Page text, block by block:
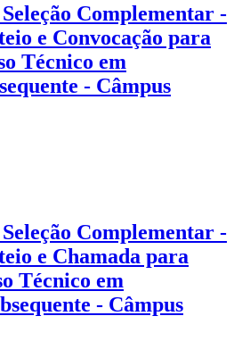
Complementar -
e Convocação para
Técnico em
- Câmpus
Complementar -
e Chamada para
Técnico em
- Câmpus